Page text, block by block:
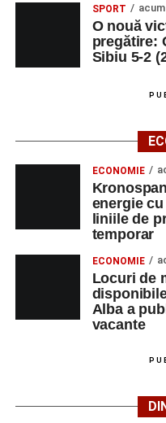
al competiției MTB pentru
LUNI, 24
Ora 18.00– Activități
trupele de teatru
Seară cu
Fanfarei din
Trupei de Dansuri
Alexandrei Pamfilie;
Alfred Dahinten.
– Proiecție
de Federico Fellini și
SPORT
O nouă
pregătire:
Sibiu 5-2
ECONOMIE
energie
liniile de
temporar
ECONOMIE
Locuri de
Alba a
vacante